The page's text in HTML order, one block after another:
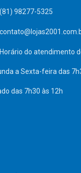
(81) 98277-5325
Horário do atendimento
a Sexta-feira das
das 7h30 às 12h